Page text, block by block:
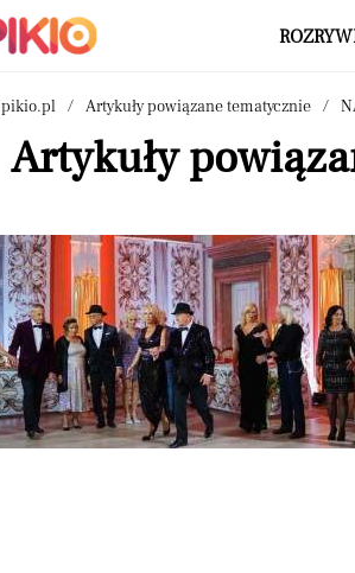
pikio.pl Artykuły powiązane tematycznie
Artykuły